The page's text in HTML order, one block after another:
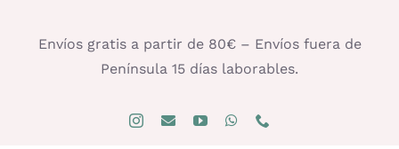
Envíos gratis a partir de 80€ – Envíos fuera de
Península 15 días laborables.